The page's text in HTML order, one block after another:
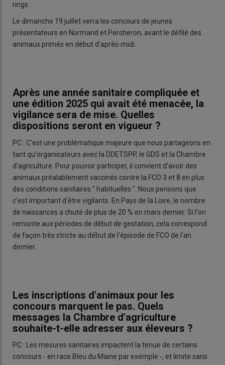
rings.
Le dimanche 19 juillet verra les concours de jeunes
présentateurs en Normand et Percheron, avant le défilé des
animaux primés en début d'après-midi.
Après une année sanitaire compliquée et
une édition 2025 qui avait été menacée, la
vigilance sera de mise. Quelles
dispositions seront en vigueur ?
PC : C'est une problématique majeure que nous partageons en
tant qu'organisateurs avec la DDETSPP, le GDS et la Chambre
d'agriculture. Pour pouvoir participer, il convient d'avoir des
animaux préalablement vaccinés contre la FCO 3 et 8 en plus
des conditions sanitaires " habituelles ". Nous pensons que
c'est important d'être vigilants. En Pays de la Loire, le nombre
de naissances a chuté de plus de 20 % en mars dernier. Si l'on
remonte aux périodes de début de gestation, cela correspond
de façon très stricte au début de l'épisode de FCO de l'an
dernier.
Les inscriptions d'animaux pour les
concours marquent le pas. Quels
messages la Chambre d'agriculture
souhaite-t-elle adresser aux éleveurs ?
PC : Les mesures sanitaires impactent la tenue de certains
concours - en race Bleu du Maine par exemple -, et limite sans